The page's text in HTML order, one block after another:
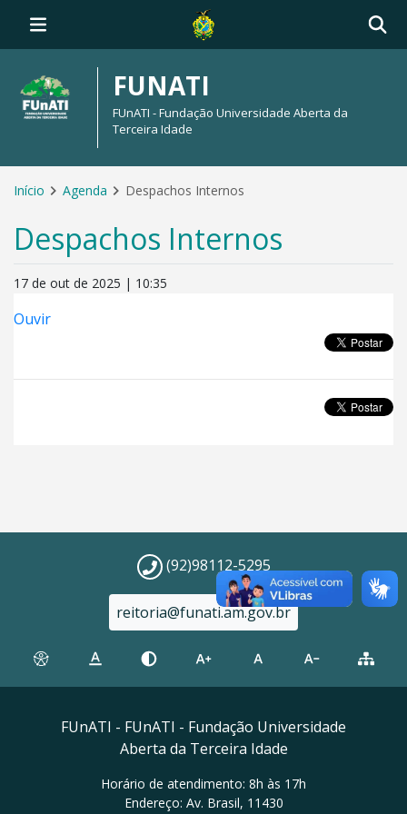
FUNATI
FUnATI - Fundação Universidade Aberta da
Terceira Idade
Início Agenda Despachos Internos
Despachos Internos
17 de out de 2025 | 10:35
Ouvir
(92)98112-5295
reitoria@funati.am.gov.br
FUnATI - FUnATI - Fundação Universidade
Aberta da Terceira Idade
Horário de atendimento: 8h às 17h
Endereço: Av. Brasil, 11430